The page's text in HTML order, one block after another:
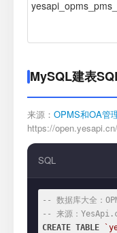
MySQL建表
来源： OPMS和OA管
https://
SQL
-- 数据库大全：
-- 来源：
CREATE TABLE